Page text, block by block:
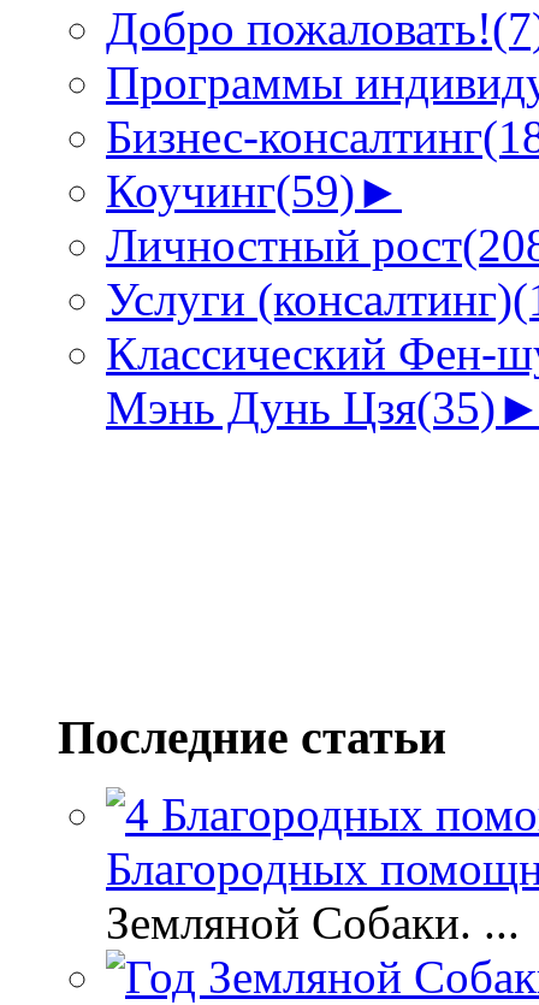
Добро пожаловать!
Программы
Бизнес-консалтинг
Коучинг(59)►
Личностный рост
Услуги (консалтинг)
Классический Фен-
Мэнь Дунь Цзя(35)
Последние статьи
Благородных
Земляной Собаки. ...